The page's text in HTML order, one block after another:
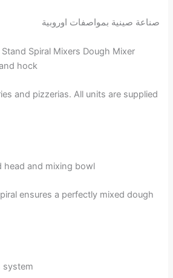
صناعة صينية بمواصفات اوروبية
Spiral Mixers Dough Mixer
hock
and pizzerias. All units are supplied
head and mixing bowl
ensures a perfectly mixed dough
system